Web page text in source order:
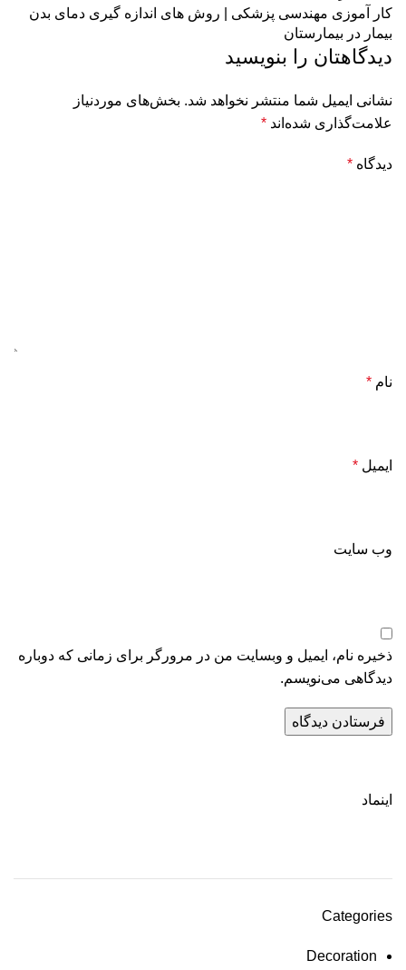
کار آموزی مهندسی پزشکی | روش های اندازه گیری دمای بدن
بیمار در بیمارستان
دیدگاهتان را بنویسید
نشانی ایمیل شما منتشر نخواهد شد. بخش‌های موردنیاز
علامت‌گذاری شده‌اند *
دیدگاه *
نام *
ایمیل *
وب‌ سایت
ذخیره نام، ایمیل و وبسایت من در مرورگر برای زمانی که دوباره
دیدگاهی می‌نویسم.
اینماد
Categories
Decoration